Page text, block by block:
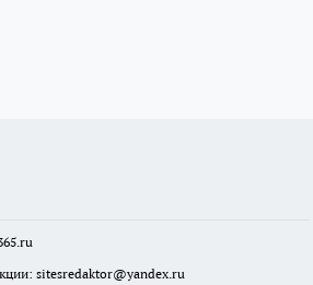
sitesredaktor@yandex.ru